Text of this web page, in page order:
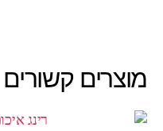
מוצרים קשורים